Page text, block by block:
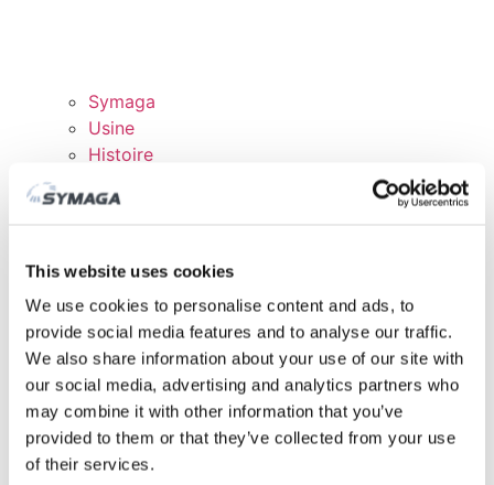
This website uses cookies
We use cookies to personalise content and ads, to
provide social media features and to analyse our traffic.
We also share information about your use of our site with
our social media, advertising and analytics partners who
may combine it with other information that you’ve
provided to them or that they’ve collected from your use
of their services.
Symaga
Usine
Histoire
Responsabilité des Entreprises
Certificats et politiques
DOMAINE CLIENTS